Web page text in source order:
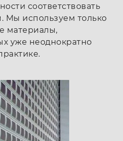
соответствовать
Мы используем только
материалы,
уже неоднократно